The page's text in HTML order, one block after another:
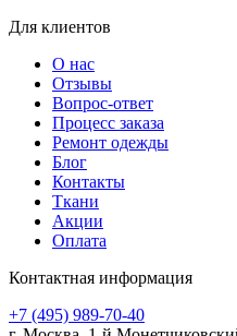
Для клиентов
О нас
Отзывы
Вопрос-ответ
Процесс заказа
Ремонт одежды
Блог
Контакты
Ткани
Акции
Оплата
Контактная информация
+7 (495) 989-70-40